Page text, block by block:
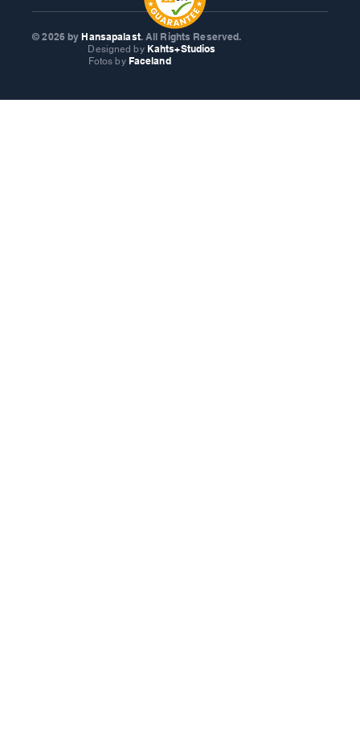
© 2026 byHansapalast. All Rights Reserved.
Fotos by Faceland
Designed by Kahts+Studios